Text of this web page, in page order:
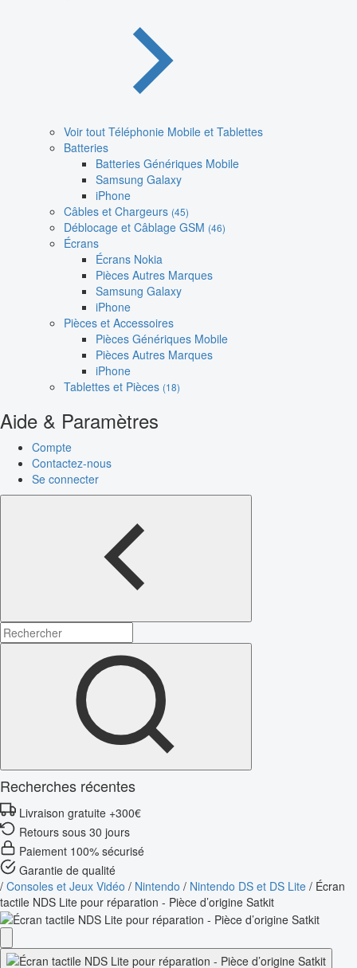
Voir tout Téléphonie Mobile et Tablettes
Batteries
Batteries Génériques Mobile
Samsung Galaxy
iPhone
Câbles et Chargeurs (45)
Déblocage et Câblage GSM (46)
Écrans
Écrans Nokia
Pièces Autres Marques
Samsung Galaxy
iPhone
Pièces et Accessoires
Pièces Génériques Mobile
Pièces Autres Marques
iPhone
Tablettes et Pièces (18)
Aide & Paramètres
Compte
Contactez-nous
Se connecter
Recherches récentes
Livraison gratuite +300€
Retours sous 30 jours
Paiement 100% sécurisé
Garantie de qualité
/ Consoles et Jeux Vidéo / Nintendo / Nintendo DS et DS Lite / Écran
tactile NDS Lite pour réparation - Pièce d’origine Satkit